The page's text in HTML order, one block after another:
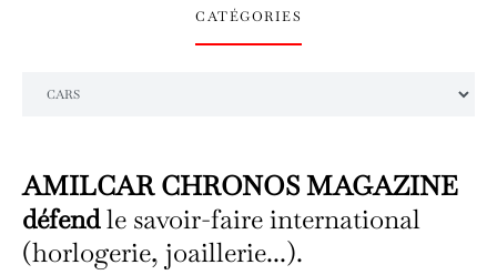
CATÉGORIES
AMILCAR CHRONOS MAGAZINE
défendle savoir-faire international
(horlogerie, joaillerie...).